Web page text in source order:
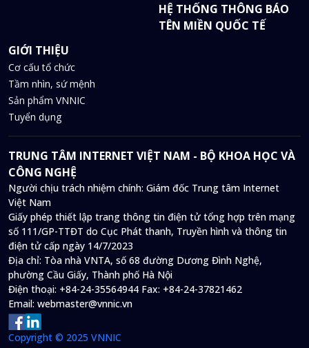
HỆ THỐNG THÔNG BÁO
TÊN MIỀN QUỐC TẾ
GIỚI THIỆU
Cơ cấu tổ chức
Tầm nhìn, sứ mệnh
Sản phẩm VNNIC
Tuyển dụng
TRUNG TÂM INTERNET VIỆT NAM - BỘ KHOA HỌC VÀ
CÔNG NGHỆ
Người chịu trách nhiệm chính: Giám đốc Trung tâm Internet
Việt Nam
Giấy phép thiết lập trang thông tin điện tử tổng hợp trên mạng
số 111/GP-TTĐT do Cục Phát thanh, Truyền hình và thông tin
điện tử cấp ngày 14/7/2023
Địa chỉ: Tòa nhà VNTA, số 68 đường Dương Đình Nghệ,
phường Cầu Giấy, Thành phố Hà Nội
Điện thoại: +84-24-35564944 Fax: +84-24-37821462
Email: webmaster@vnnic.vn
Copyright © 2025 VNNIC